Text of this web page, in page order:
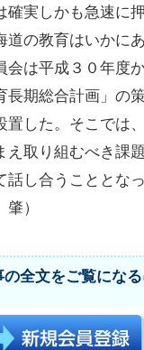
確実しかも急速に
道の教育はいかに
会は平成３０年度
長期総合計画」の
置した。そこでは
え取り組むべき課
し合うこととなっ
）
の全文をご覧にな